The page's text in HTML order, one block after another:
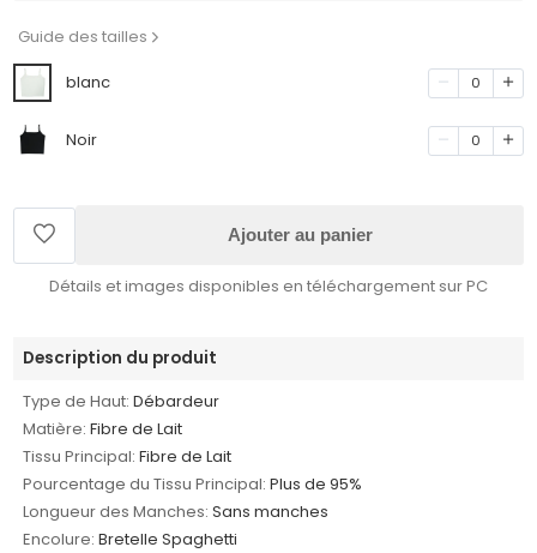
Guide des tailles
blanc
0
Noir 0
Ajouter au panier
Détails et images disponibles en téléchargement sur PC
Description du produit
Type de Haut: Débardeur
Matière: Fibre de Lait
Tissu Principal: Fibre de Lait
Pourcentage du Tissu Principal: Plus de 95%
Longueur des Manches: Sans manches
Encolure: Bretelle Spaghetti